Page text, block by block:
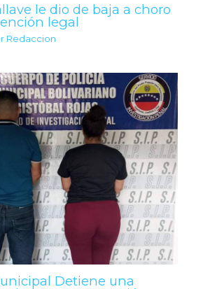
le dio de baja a choro
legal
Redaccion
Detiene una